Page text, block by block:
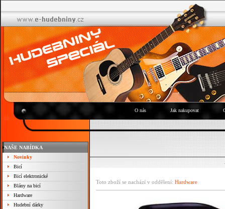
O nás Jak nakupovat
NAŠE NABÍDKA
Novinky
Bicí
Bicí elektronické
Blány na bicí
Hardware
Hudební dárky
Toto zboží se nachází v oddělení: Hardware